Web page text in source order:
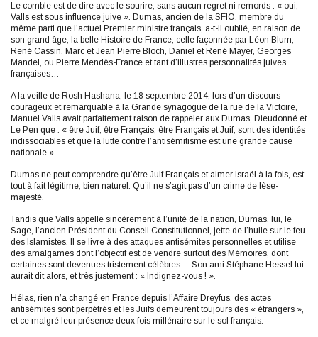
Le comble est de dire avec le sourire, sans aucun regret ni remords : « oui,
Valls est sous influence juive ». Dumas, ancien de la SFIO, membre du
même parti que l’actuel Premier ministre français, a-t-il oublié, en raison de
son grand âge, la belle Histoire de France, celle façonnée par Léon Blum,
René Cassin, Marc et Jean Pierre Bloch, Daniel et René Mayer, Georges
Mandel, ou Pierre Mendès-France et tant d’illustres personnalités juives
françaises…
A la veille de Rosh Hashana, le 18 septembre 2014, lors d’un discours
courageux et remarquable à la Grande synagogue de la rue de la Victoire,
Manuel Valls avait parfaitement raison de rappeler aux Dumas, Dieudonné et
Le Pen que : « être Juif, être Français, être Français et Juif, sont des identités
indissociables et que la lutte contre l’antisémitisme est une grande cause
nationale ».
Dumas ne peut comprendre qu’être Juif Français et aimer Israël à la fois, est
tout à fait légitime, bien naturel. Qu’il ne s’agit pas d’un crime de lèse-
majesté.
Tandis que Valls appelle sincèrement à l’unité de la nation, Dumas, lui, le
Sage, l’ancien Président du Conseil Constitutionnel, jette de l’huile sur le feu
des Islamistes. Il se livre à des attaques antisémites personnelles et utilise
des amalgames dont l’objectif est de vendre surtout des Mémoires, dont
certaines sont devenues tristement célèbres… Son ami Stéphane Hessel lui
aurait dit alors, et très justement : « Indignez-vous ! ».
Hélas, rien n’a changé en France depuis l’Affaire Dreyfus, des actes
antisémites sont perpétrés et les Juifs demeurent toujours des « étrangers »,
et ce malgré leur présence deux fois millénaire sur le sol français.